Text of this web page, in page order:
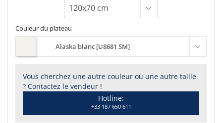
Couleur du plateau
Alaska blanc [U8681 SM]
Vous cherchez une autre couleur ou une autre taille
? Contactez le vendeur !
Hotline:
+33 187 650 611